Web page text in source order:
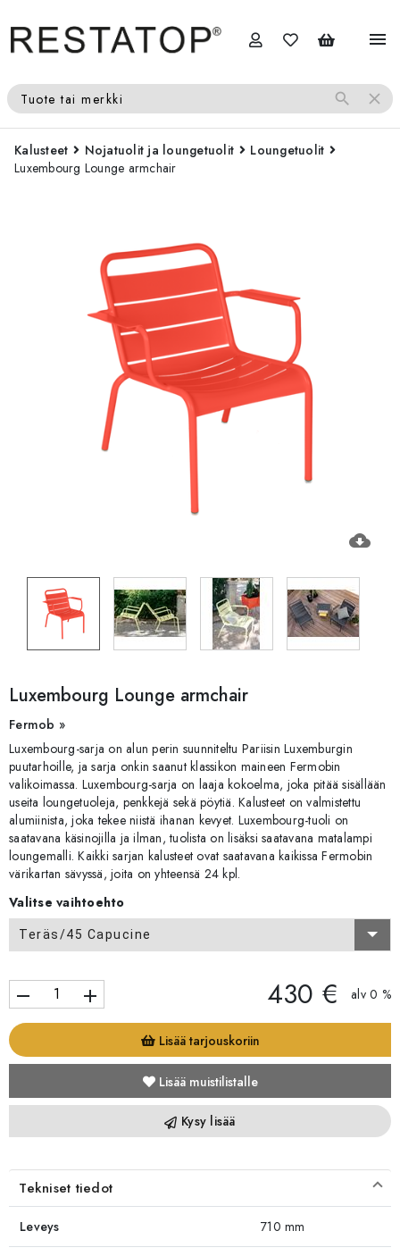
menu
Tuote tai merkki search close
Kalusteet Nojatuolit ja loungetuolit
Loungetuolit
Luxembourg Lounge armchair
cloud_download
Luxembourg Lounge armchair
Fermob »
Luxembourg-sarja on alun perin suunniteltu Pariisin Luxemburgin
puutarhoille, ja sarja onkin saanut klassikon maineen Fermobin
valikoimassa. Luxembourg-sarja on laaja kokoelma, joka pitää sisällään
useita loungetuoleja, penkkejä sekä pöytiä. Kalusteet on valmistettu
alumiinista, joka tekee niistä ihanan kevyet. Luxembourg-tuoli on
saatavana käsinojilla ja ilman, tuolista on lisäksi saatavana matalampi
loungemalli. Kaikki sarjan kalusteet ovat saatavana kaikissa Fermobin
värikartan sävyssä, joita on yhteensä 24 kpl.
Valitse vaihtoehto
Teräs/45 Capucine
remove add 430 € alv 0 %
Lisää tarjouskoriin
Lisää muistilistalle
Kysy lisää
Tekniset tiedot
Leveys 710 mm